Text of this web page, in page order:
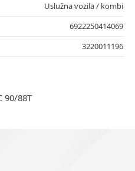
Uslužna vozila / kombi
6922250414069
3220011196
90/88T